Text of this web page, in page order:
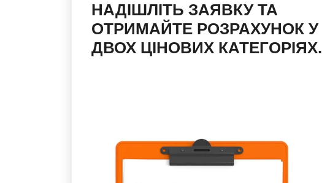
НАДІШЛІТЬ ЗАЯВКУ ТА
ОТРИМАЙТЕ РОЗРАХУНОК У
ДВОХ ЦІНОВИХ КАТЕГОРІЯХ.